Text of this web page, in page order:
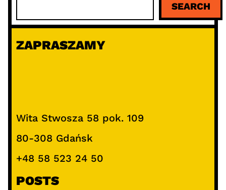
u
a
SEARCH
ZAPRASZAMY
Wita Stwosza 58 pok. 109
80-308 Gdańsk
+48 58 523 24 50
POSTS